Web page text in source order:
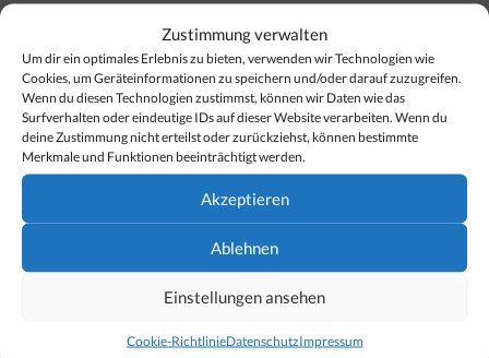
Zustimmung verwalten
Um dir ein optimales Erlebnis zu bieten, verwenden wir Technologien wie
Cookies, um Geräteinformationen zu speichern und/oder darauf zuzugreifen.
Wenn du diesen Technologien zustimmst, können wir Daten wie das
Surfverhalten oder eindeutige IDs auf dieser Website verarbeiten. Wenn du
deine Zustimmung nicht erteilst oder zurückziehst, können bestimmte
Merkmale und Funktionen beeinträchtigt werden.
Akzeptieren
Ablehnen
Einstellungen ansehen
Cookie-RichtlinieDatenschutzImpressum
Öffnungszeiten
Das Haus ist von Donnerstag bis Sonntag von
15:00 bis 18:00 Uhr geöffnet. Geschlossen bleibt
das Huber-Hus im Mai, Juni, Oktober und
November sowie an Weihnachten, Silvester und
Neujahr. Gruppenführungen können auf Anfrage
trotzdem durchgeführt werden.